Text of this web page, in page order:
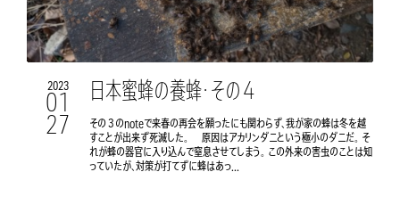
2023
01
27
日本蜜蜂の養蜂・その４
その３のnoteで来春の再会を願ったにも関わらず、我が家の蜂は冬を越
すことが出来ず死滅した。 原因はアカリンダニという極小のダニだ。 そ
れが蜂の器官に入り込んで窒息させてしまう。 この外来の害虫のことは知
っていたが、対策が打てずに蜂はあっ...